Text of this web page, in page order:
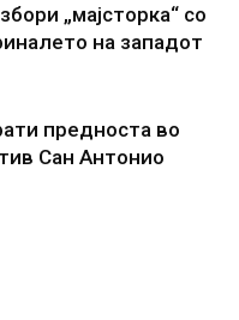
„мајсторка“ со
на западот
предноста во
Сан Антонио